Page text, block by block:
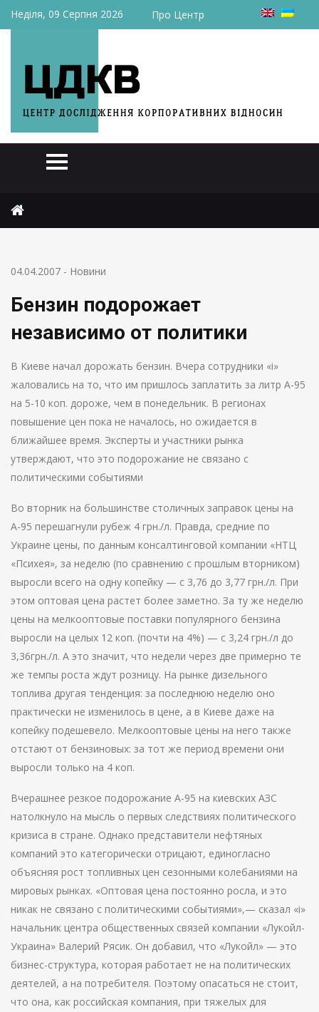
Неділя, 09 Серпня 2026 Про Центр
Бензин подорожает независимо от политики
04.04.2007 - Новини
Бензин подорожает
независимо от политики
В Киеве начал дорожать бензин. Вчера сотрудники «i»
жаловались на то, что им пришлось заплатить за литр А-95
на 5-10 коп. дороже, чем в понедельник. В регионах
повышение цен пока не началось, но ожидается в
ближайшее время. Эксперты и участники рынка
утверждают, что это подорожание не связано с
политическими событиями
Во вторник на большинстве столичных заправок цены на
А-95 перешагнули рубеж 4 грн./л. Правда, средние по
Украине цены, по данным консалтинговой компании «НТЦ
«Психея», за неделю (по сравнению с прошлым вторником)
выросли всего на одну копейку — с 3,76 до 3,77 грн./л. При
этом оптовая цена растет более заметно. За ту же неделю
цены на мелкооптовые поставки популярного бензина
выросли на целых 12 коп. (почти на 4%) — с 3,24 грн./л до
3,36грн./л. А это значит, что недели через две примерно те
же темпы роста ждут розницу. На рынке дизельного
топлива другая тенденция: за последнюю неделю оно
практически не изменилось в цене, а в Киеве даже на
копейку подешевело. Мелкооптовые цены на него также
отстают от бензиновых: за тот же период времени они
выросли только на 4 коп.
Вчерашнее резкое подорожание А-95 на киевских АЗС
натолкнуло на мысль о первых следствиях политического
кризиса в стране. Однако представители нефтяных
компаний это категорически отрицают, единогласно
объясняя рост топливных цен сезонными колебаниями на
мировых рынках. «Оптовая цена постоянно росла, и это
никак не связано с политическими событиями»,— сказал «і»
начальник центра общественных связей компании «Лукойл-
Украина» Валерий Рясик. Он добавил, что «Лукойл» — это
бизнес-структура, которая работает не на политических
деятелей, а на потребителя. Поэтому опасаться не стоит,
что она, как российская компания, при тяжелых для